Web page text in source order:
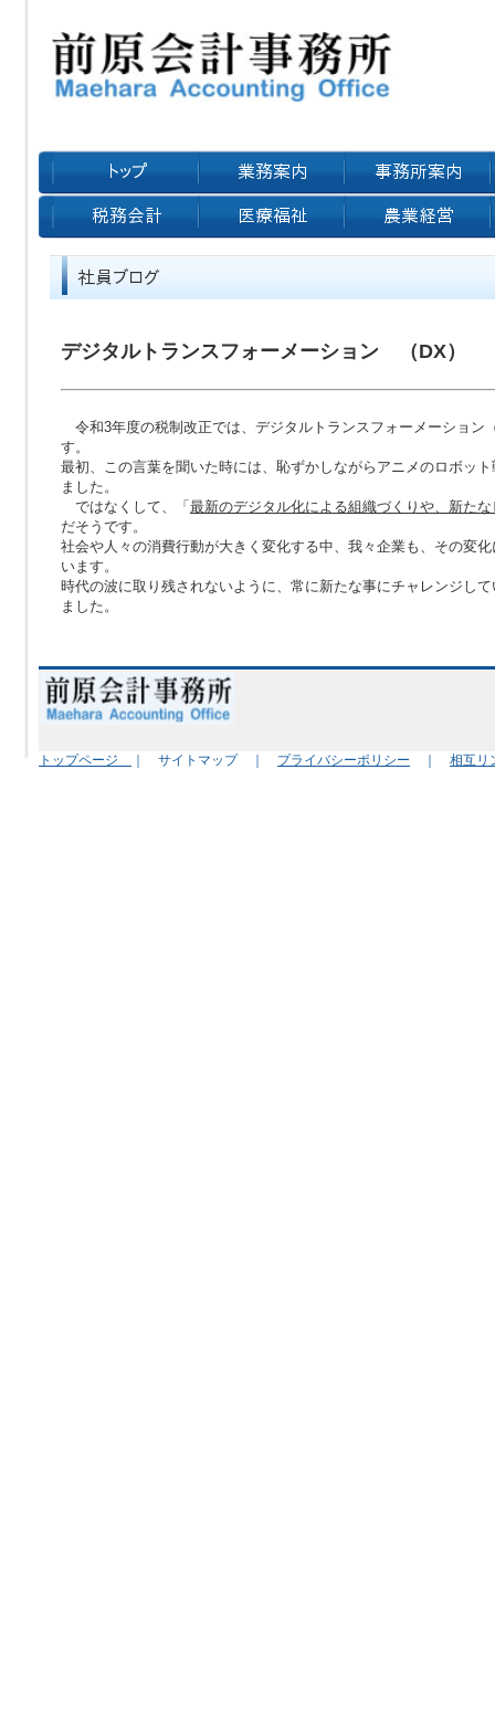
デジタルトランスフォーメーション （DX）
令和3年度の税制改正では、デジタルトランスフォーメーション
す。
最初、この言葉を聞いた時には、恥ずかしながらアニメのロボッ
ました。
ではなくして、「 最新のデジタル化による組織づくりや、新た
だそうです。
社会や人々の消費行動が大きく変化する中、我々企業も、その変
います。
時代の波に取り残されないように、常に新たな事にチャレンジし
ました。
トップページ ｜ サイトマップ ｜ プライバシーポリシー ｜ 相互リ